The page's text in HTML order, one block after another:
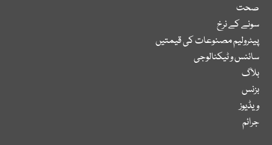
صحت
سونے کے نرخ
پیٹرولیم مصنوعات کی قیمتیں
سائنس و ٹیکنالوجی
بلاگ
بزنس
ویڈیوز
جرائم